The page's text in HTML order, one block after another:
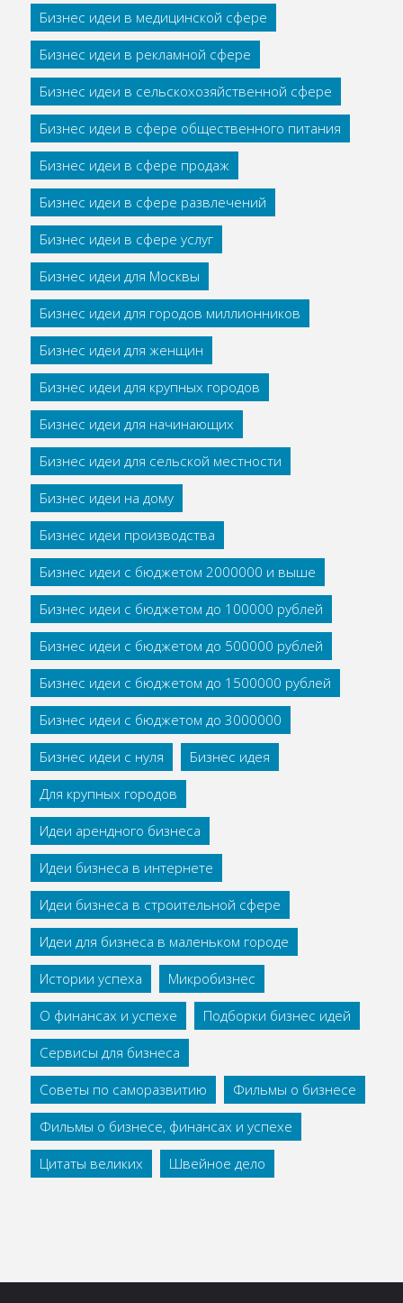
Бизнес идеи в медицинской сфере
Бизнес идеи в рекламной сфере
Бизнес идеи в сельскохозяйственной сфере
Бизнес идеи в сфере общественного питания
Бизнес идеи в сфере продаж
Бизнес идеи в сфере развлечений
Бизнес идеи в сфере услуг
Бизнес идеи для Москвы
Бизнес идеи для городов миллионников
Бизнес идеи для женщин
Бизнес идеи для крупных городов
Бизнес идеи для начинающих
Бизнес идеи для сельской местности
Бизнес идеи на дому
Бизнес идеи производства
Бизнес идеи с бюджетом 2000000 и выше
Бизнес идеи с бюджетом до 100000 рублей
Бизнес идеи с бюджетом до 500000 рублей
Бизнес идеи с бюджетом до 1500000 рублей
Бизнес идеи с бюджетом до 3000000
Бизнес идеи с нуля
Бизнес идея
Для крупных городов
Идеи арендного бизнеса
Идеи бизнеса в интернете
Идеи бизнеса в строительной сфере
Идеи для бизнеса в маленьком городе
Истории успеха
Микробизнес
О финансах и успехе
Подборки бизнес идей
Сервисы для бизнеса
Советы по саморазвитию
Фильмы о бизнесе
Фильмы о бизнесе, финансах и успехе
Цитаты великих
Швейное дело